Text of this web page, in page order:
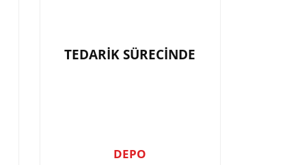
TEDARİK SÜRECİNDE
DEPO